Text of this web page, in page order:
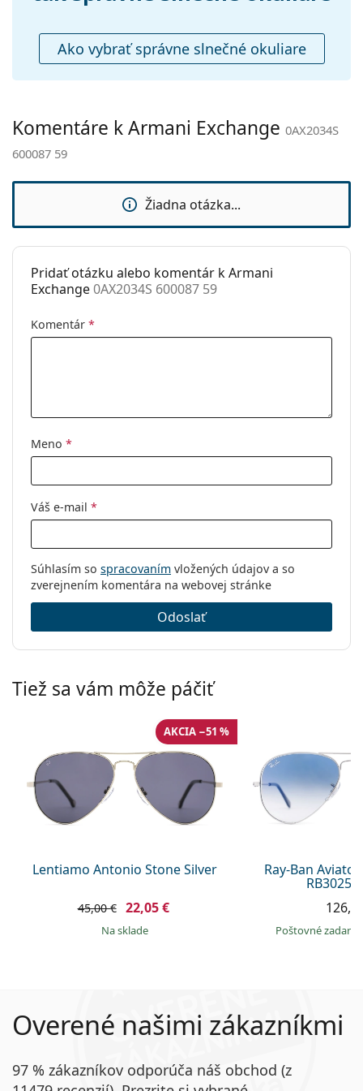
handrička:
Ostatné
Typ:
Unisex
Značka:
Armani Exchange
0AX2034S 600087 59
Ako vybrať správne slnečné okuliare
Komentáre k Armani Exchange 0AX2034S
600087 59
Žiadna otázka...
Pridať otázku alebo komentár k Armani
Exchange0AX2034S 600087 59
Komentár *
Meno *
Váš e-mail *
Súhlasím so spracovaním vložených údajov a so
zverejnením komentára na webovej stránke
Odoslať
Tiež sa vám môže páčiť
Lentiamo Antonio Stone Silver
AKCIA −51 %
45,00 € 22,05 €
na sklade
Ray-Ban
RB3025
Poštovné
Overené našimi zákazníkmi
97 % zákazníkov odporúča náš obchod (z